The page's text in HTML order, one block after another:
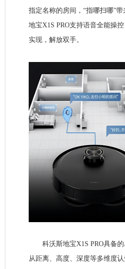
指定名称的房间，“指哪扫哪”
地宝X1S PRO支持语音全能操
实现，解放双手。
科沃斯地宝X1S PRO具备的
从距离、高度、深度等多维度